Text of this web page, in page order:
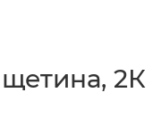
2К